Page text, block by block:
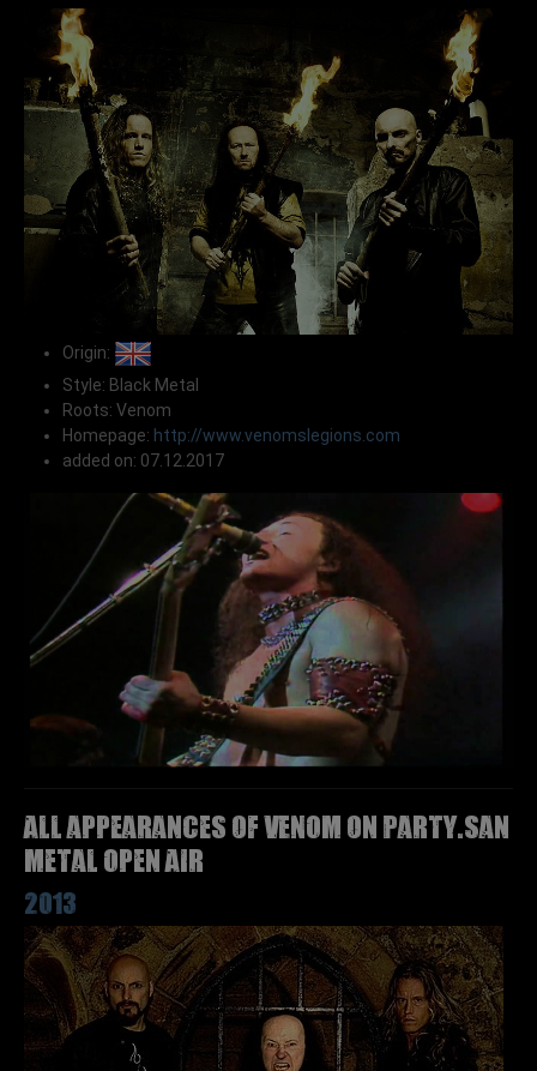
Origin:
Style: Black Metal
Roots: Venom
Homepage: http://www.venomslegions.com
added on: 07.12.2017
All appearances of VENOM on Party.San
Metal Open Air
2013